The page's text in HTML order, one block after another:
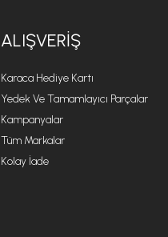
ALIŞVERIŞ
Karaca Hediye Kartı
Yedek Ve Tamamlayıcı Parçalar
Kampanyalar
Tüm Markalar
Kolay İade